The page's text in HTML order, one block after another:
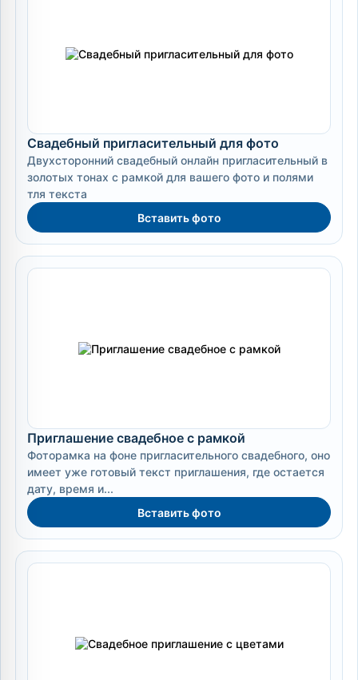
Свадебный пригласительный для фото
Двухсторонний свадебный онлайн пригласительный в
золотых тонах с рамкой для вашего фото и полями
тля текста
Вставить фото
Приглашение свадебное с рамкой
Фоторамка на фоне пригласительного свадебного, оно
имеет уже готовый текст приглашения, где остается
дату, время и...
Вставить фото